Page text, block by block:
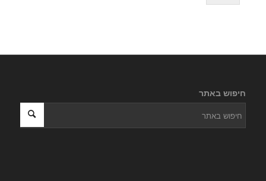
חיפוש באתר